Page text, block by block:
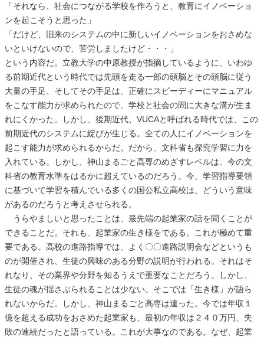
「それなら、社会につながる学校を作ろうと、教育にイノベーショ
ンを起こそうと思った」
「だけど、旧来のシステムの中に新しいイノベーションをおさめな
いといけないので、苦労しましたけど・・・」
という内容だ。立教大学の中原教授が指摘しているように、いわゆ
る前期近代という時代では先頭を走る一部の頭脳とその頭脳に従う
大量の手足、そしてその手足は、正確にスピーディーにマニュアル
をこなす能力が求められたので、学校と社会の間に大きな溝が生ま
れにくかった。しかし、後期近代、VUCAと呼ばれる時代では、この
前期近代のシステムに綻びが生じる。全ての人にイノベーションを
起こす能力が求められるからだ。だから、文科省も探究学習に力を
入れている。しかし、神山まるごと高専のめざすレベルは、今の文
科省の教育水準をはるかに超えているのだろう。今、学習指導要領
に基づいて学習を積んでいる多くの国公私立高校は、どういう意味
があるのだろうと考えさせられる。
うらやましいと思ったことは、最先端の起業家の話を聞くことが
できることだ。それも、起業家の生き様をである。これが極めて重
要である。高校の進路指導では、よく〇〇進路説明会などというも
のが開催され、生徒の興味のある分野の説明が行われる。それはそ
れなり、その業界や分野を知るうえで重要なことだろう。しかし、
生徒の魂が揺さぶられることは少ない。そこでは「生き様」が語ら
れないからだ。しかし、神山まるごと高専は違った。今では年収１
億を超える成功をおさめた起業家も、最初の年収は２４０万円、失
敗の連続だったと語っている。これが大事なのである。なぜ、起業